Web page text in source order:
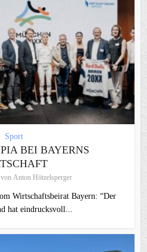
Sport
BEI BAYERNS
von Anton Hötzelsperger
Wirtschaftsbeirat Bayern: “Der
hat eindrucksvoll...